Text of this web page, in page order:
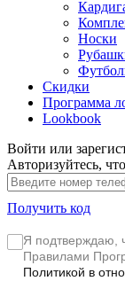
Носки
Скидки
Программа
Lookbook
Войти или
Авторизуйтесь,
Получить код
Я подтверждаю,
Правилами
Политикой в